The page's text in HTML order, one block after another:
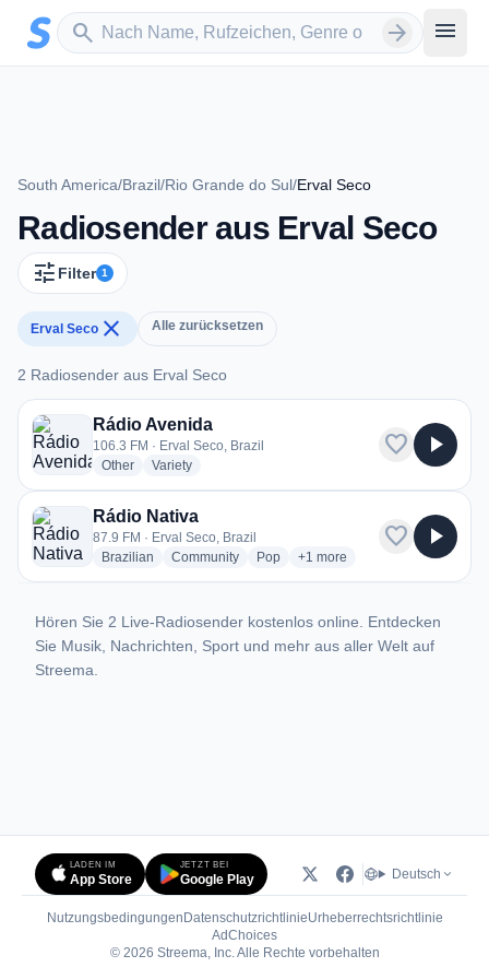
Zum Hauptinhalt springen
search
Sender suchen arrow_forward menu
South America/Brazil/Rio Grande do Sul/Erval Seco
Radiosender aus Erval Seco
tune Filter 1
Erval Seco close Alle zurücksetzen
2 Radiosender aus Erval Seco
2 Radiosender aus Erval Seco
Rádio Avenida
106.3 FM · Erval Seco, Brazil
Otherradio stations
Varietyradio stations
favorite play_arrow
Rádio Nativa
87.9 FM · Erval Seco, Brazil
Brazilian radio stations
Communityradio stations
Popradio stations
+1 more genres for Rádio Nativa
more
favorite play_arrow
Hören Sie 2 Live-Radiosender kostenlos online. Entdecken
Sie Musik, Nachrichten, Sport und mehr aus aller Welt auf
Streema.
LADEN IM
App Store
JETZT BEI
Google Play Deutsch
Nutzungsbedingungen DatenschutzrichtlinieUrheberrechtsrichtlinie
AdChoices(öffnet in neuem Tab)
© 2026 Streema, Inc. Alle Rechte vorbehalten